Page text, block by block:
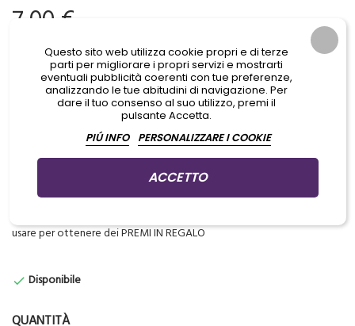
7,00 €
Anello e contenitore con spugnetta
Confezionati assieme in pack sterile e monouso
usare per ottenere dei PREMI IN REGALO
 Disponibile
QUANTITÀ
Questo sito web utilizza cookie propri e di terze
parti per migliorare i propri servizi e mostrarti
eventuali pubblicità coerenti con tue preferenze,
analizzando le tue abitudini di navigazione. Per
dare il tuo consenso al suo utilizzo, premi il
pulsante Accetta.
PIÚ INFO
PERSONALIZZARE I COOKIE
ACCETTO